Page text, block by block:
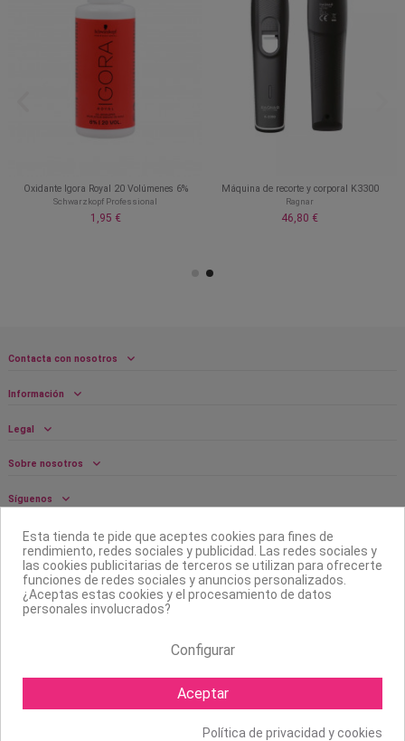
Oxidante Igora Royal 20 Volúmenes 6%
Schwarzkopf Professional
1,95 €
Máquina de recorte y corporal K3300
Ragnar
46,80 €
Contacta con nosotros
Información
Legal
Sobre nosotros
Síguenos
Boletín
Esta tienda te pide que aceptes cookies para fines de
rendimiento, redes sociales y publicidad. Las redes sociales y
las cookies publicitarias de terceros se utilizan para ofrecerte
funciones de redes sociales y anuncios personalizados.
¿Aceptas estas cookies y el procesamiento de datos
personales involucrados?
Configurar
Aceptar
Política de privacidad y cookies